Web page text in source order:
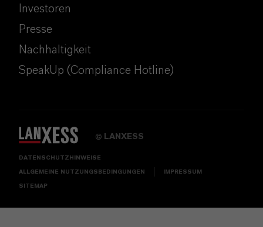
Investoren
Presse
Nachhaltigkeit
SpeakUp (Compliance Hotline)
© LANXESS
DATENSCHUTZHINWEISE
ALLGEMEINE NUTZUNGSBEDINGUNGEN IMPRESSUM
SITEMAP